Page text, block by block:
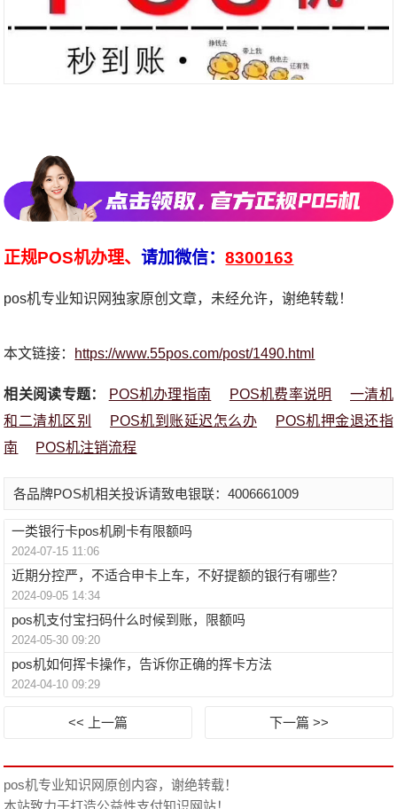
正规POS机办理、请加微信：8300163
pos机专业知识网独家原创文章，未经允许，谢绝转载！
本文链接： https://www.55pos.com/post/1490.html
相关阅读专题： POS机办理指南 POS机费率说明
一清机
和二清机区别
POS机到账延迟怎么办
POS机押金退还指
南
POS机注销流程
各品牌POS机相关投诉请致电银联：4006661009
一类银行卡pos机刷卡有限额吗
2024-07-15 11:06
近期分控严，不适合申卡上车，不好提额的银行有哪些？
2024-09-05 14:34
pos机支付宝扫码什么时候到账，限额吗
2024-05-30 09:20
pos机如何挥卡操作，告诉你正确的挥卡方法
2024-04-10 09:29
<< 上一篇 下一篇 >>
pos机专业知识网原创内容，谢绝转载！